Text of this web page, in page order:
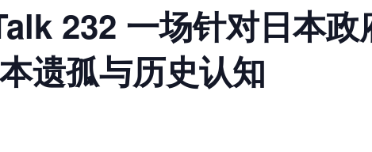
232 一场针对日本政
遗孤与历史认知